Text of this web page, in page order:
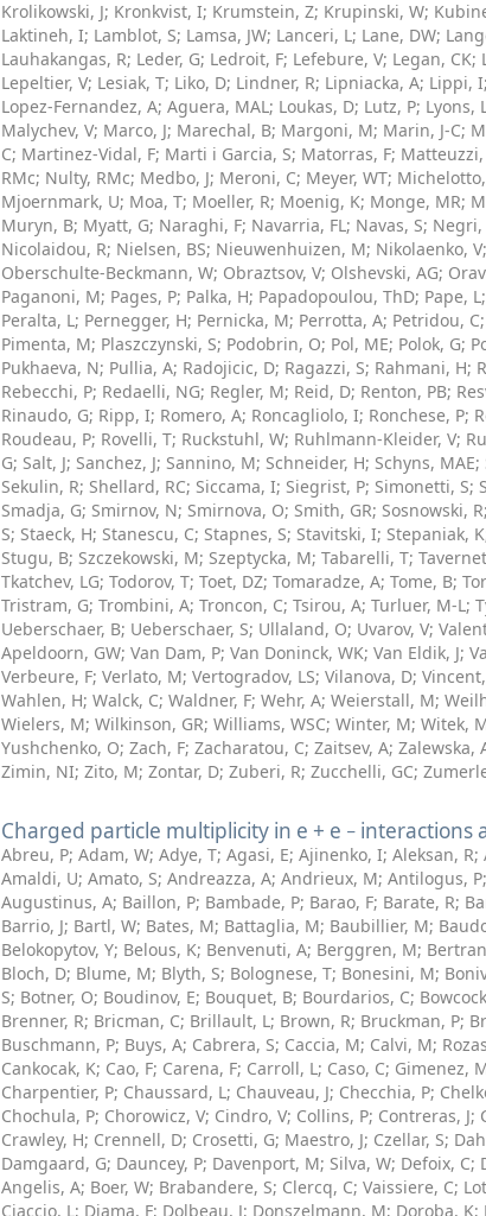
Krolikowski, J; Kronkvist, I; Krumstein, Z; Krupinski, W;
Laktineh, I; Lamblot, S; Lamsa, JW; Lanceri, L; Lane, DW;
Lauhakangas, R; Leder, G; Ledroit, F; Lefebure, V; Legan, CK;
Lepeltier, V; Lesiak, T; Liko, D; Lindner, R; Lipniacka, A; Lippi, I;
Lopez-Fernandez, A; Aguera, MAL; Loukas, D; Lutz, P; Lyons,
Malychev, V; Marco, J; Marechal, B; Margoni, M; Marin, J-C;
C; Martinez-Vidal, F; Marti i Garcia, S; Matorras, F; Matteuzzi,
RMc; Nulty, RMc; Medbo, J; Meroni, C; Meyer, WT;
Mjoernmark, U; Moa, T; Moeller, R; Moenig, K; Monge, MR;
Muryn, B; Myatt, G; Naraghi, F; Navarria, FL; Navas, S; Negri,
Nicolaidou, R; Nielsen, BS; Nieuwenhuizen, M; Nikolaenko, V;
Oberschulte-Beckmann, W; Obraztsov, V; Olshevski, AG;
Paganoni, M; Pages, P; Palka, H; Papadopoulou, ThD; Pape, L;
Peralta, L; Pernegger, H; Pernicka, M; Perrotta, A; Petridou, C;
Pimenta, M; Plaszczynski, S; Podobrin, O; Pol, ME; Polok, G;
Pukhaeva, N; Pullia, A; Radojicic, D; Ragazzi, S; Rahmani, H;
Rebecchi, P; Redaelli, NG; Regler, M; Reid, D; Renton, PB;
Rinaudo, G; Ripp, I; Romero, A; Roncagliolo, I; Ronchese, P;
Roudeau, P; Rovelli, T; Ruckstuhl, W; Ruhlmann-Kleider, V;
G; Salt, J; Sanchez, J; Sannino, M; Schneider, H; Schyns, MAE;
Sekulin, R; Shellard, RC; Siccama, I; Siegrist, P; Simonetti, S;
Smadja, G; Smirnov, N; Smirnova, O; Smith, GR; Sosnowski, R;
S; Staeck, H; Stanescu, C; Stapnes, S; Stavitski, I; Stepaniak, K
Stugu, B; Szczekowski, M; Szeptycka, M; Tabarelli, T;
Tkatchev, LG; Todorov, T; Toet, DZ; Tomaradze, A; Tome, B;
Tristram, G; Trombini, A; Troncon, C; Tsirou, A; Turluer, M-L;
Ueberschaer, B; Ueberschaer, S; Ullaland, O; Uvarov, V;
Apeldoorn, GW; Van Dam, P; Van Doninck, WK; Van Eldik, J;
Verbeure, F; Verlato, M; Vertogradov, LS; Vilanova, D;
Wahlen, H; Walck, C; Waldner, F; Wehr, A; Weierstall, M;
Wielers, M; Wilkinson, GR; Williams, WSC; Winter, M; Witek,
Yushchenko, O; Zach, F; Zacharatou, C; Zaitsev, A; Zalewska,
Zimin, NI; Zito, M; Zontar, D; Zuberi, R; Zucchelli, GC;
Charged particle multiplicity in e + e − interactions
Abreu, P; Adam, W; Adye, T; Agasi, E; Ajinenko, I; Aleksan, R;
Amaldi, U; Amato, S; Andreazza, A; Andrieux, M; Antilogus, P;
Augustinus, A; Baillon, P; Bambade, P; Barao, F; Barate, R;
Barrio, J; Bartl, W; Bates, M; Battaglia, M; Baubillier, M;
Belokopytov, Y; Belous, K; Benvenuti, A; Berggren, M;
Bloch, D; Blume, M; Blyth, S; Bolognese, T; Bonesini, M;
S; Botner, O; Boudinov, E; Bouquet, B; Bourdarios, C;
Brenner, R; Bricman, C; Brillault, L; Brown, R; Bruckman, P;
Buschmann, P; Buys, A; Cabrera, S; Caccia, M; Calvi, M;
Cankocak, K; Cao, F; Carena, F; Carroll, L; Caso, C; Gimenez,
Charpentier, P; Chaussard, L; Chauveau, J; Checchia, P;
Chochula, P; Chorowicz, V; Cindro, V; Collins, P; Contreras, J;
Crawley, H; Crennell, D; Crosetti, G; Maestro, J; Czellar, S;
Damgaard, G; Dauncey, P; Davenport, M; Silva, W; Defoix, C;
Angelis, A; Boer, W; Brabandere, S; Clercq, C; Vaissiere, C;
Ciaccio, L ; Djama, F; Dolbeau, J; Donszelmann, M; Doroba, K;